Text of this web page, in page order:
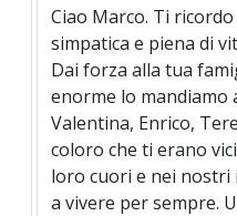
Ciao Marco. Ti
simpatica e piena di
Dai forza alla tua
enorme lo mandiamo
Valentina, Enrico,
coloro che ti erano
loro cuori e nei
a vivere per sempre.